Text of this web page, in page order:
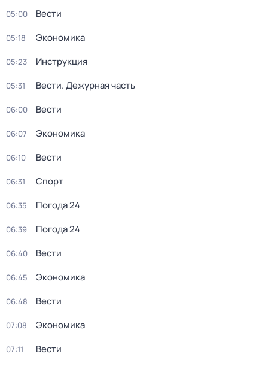
05:00 Вести
05:18 Экономика
05:23 Инструкция
05:31 Вести. Дежурная часть
06:00 Вести
06:07 Экономика
06:10 Вести
06:31 Спорт
06:35 Погода 24
06:39 Погода 24
06:40 Вести
06:45 Экономика
06:48 Вести
07:08 Экономика
07:11 Вести